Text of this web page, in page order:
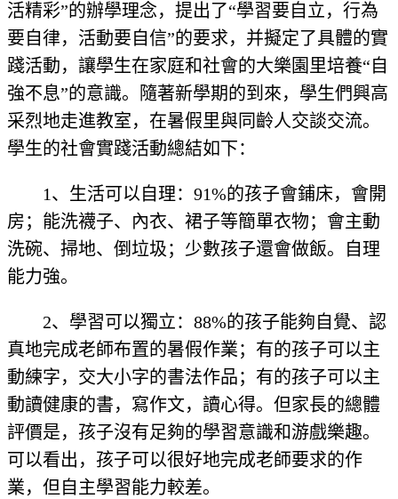
活精彩”的辦學理念，提出了“學習要自立，行為
要自律，活動要自信”的要求，并擬定了具體的實
踐活動，讓學生在家庭和社會的大樂園里培養“自
強不息”的意識。隨著新學期的到來，學生們興高
采烈地走進教室，在暑假里與同齡人交談交流。
學生的社會實踐活動總結如下：
1、生活可以自理：91%的孩子會鋪床，會開
房；能洗襪子、內衣、裙子等簡單衣物；會主動
洗碗、掃地、倒垃圾；少數孩子還會做飯。自理
能力強。
2、學習可以獨立：88%的孩子能夠自覺、認
真地完成老師布置的暑假作業；有的孩子可以主
動練字，交大小字的書法作品；有的孩子可以主
動讀健康的書，寫作文，讀心得。但家長的總體
評價是，孩子沒有足夠的學習意識和游戲樂趣。
可以看出，孩子可以很好地完成老師要求的作
業，但自主學習能力較差。